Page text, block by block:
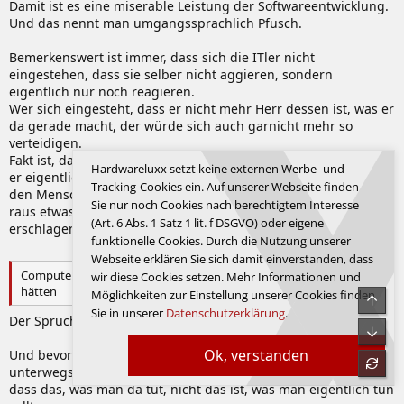
Damit ist es eine miserable Leistung der Softwareentwicklung.
Und das nennt man umgangssprachlich Pfusch.
Bemerkenswert ist immer, dass sich die ITler nicht
eingestehen, dass sie selber nicht aggieren, sondern
eigentlich nur noch reagieren.
Wer sich eingesteht, dass er nicht mehr Herr dessen ist, was er
da gerade macht, der würde sich auch garnicht mehr so
verteidigen.
Fakt ist, dass in der IT keiner mehr die Systeme beherrscht, die
er eigentlich beherrschen müsste. Das ist nämlich zu viel für
den Menschen. Deswegen versucht ja die IT auf Teufel komm
raus etwas mit KI und Big Date (Bullshit Bingo as you want) zu
erschlagen, was sie selber nicht mehr im Griff haben.
Computer helfen uns Probleme zu lösen, die wir ohne sie nicht
hätten
Der Spruch passt schon ganz gut.
Und bevor jemand anfängt, ich bin selber in dem Bereich
unterwegs. Und man muss sich dann mal selber eingestehen,
dass das, was man da tut, nicht das ist, was man eigentlich tun
Ok, verstanden
Hardwareluxx setzt keine externen Werbe- und
Tracking-Cookies ein. Auf unserer Webseite finden
Sie nur noch Cookies nach berechtigtem Interesse
(Art. 6 Abs. 1 Satz 1 lit. f DSGVO) oder eigene
funktionelle Cookies. Durch die Nutzung unserer
Webseite erklären Sie sich damit einverstanden, dass
wir diese Cookies setzen. Mehr Informationen und
Möglichkeiten zur Einstellung unserer Cookies finden
Sie in unserer Datenschutzerklärung.